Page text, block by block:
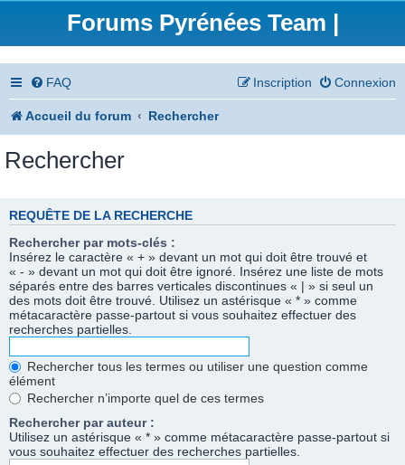
Forums Pyrénées Team |
FAQ Connexion
Inscription
Accueil du forum Rechercher
Rechercher
REQUÊTE DE LA RECHERCHE
Rechercher par mots-clés :
Insérez le caractère « + » devant un mot qui doit être trouvé et
« - » devant un mot qui doit être ignoré. Insérez une liste de mots
séparés entre des barres verticales discontinues « | » si seul un
des mots doit être trouvé. Utilisez un astérisque « * » comme
métacaractère passe-partout si vous souhaitez effectuer des
recherches partielles.
Rechercher tous les termes ou utiliser une question comme
élément
Rechercher n’importe quel de ces termes
Rechercher par auteur :
Utilisez un astérisque « * » comme métacaractère passe-partout si
vous souhaitez effectuer des recherches partielles.